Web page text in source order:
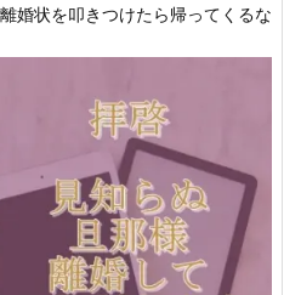
婚状を叩きつけたら帰ってくるな